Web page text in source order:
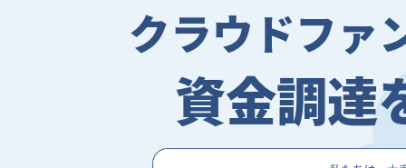
クラウドファ
資金調達